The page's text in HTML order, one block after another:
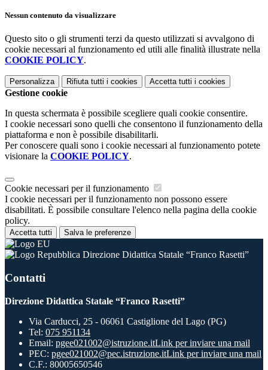
Nessun contenuto da visualizzare
Questo sito o gli strumenti terzi da questo utilizzati si avvalgono di
cookie necessari al funzionamento ed utili alle finalità illustrate nella
COOKIE POLICY.
Personalizza Rifiuta tutti i cookies Accetta tutti i cookies
Gestione cookie
In questa schermata è possibile scegliere quali cookie consentire.
I cookie necessari sono quelli che consentono il funzionamento della
piattaforma e non è possibile disabilitarli.
Per conoscere quali sono i cookie necessari al funzionamento potete
visionare la COOKIE POLICY.
Cookie necessari per il funzionamento
I cookie necessari per il funzionamento non possono essere
disabilitati. È possibile consultare l'elenco nella pagina della cookie
policy.
Accetta tutti Salva le preferenze
Direzione Didattica Statale “Franco Rasetti”
Contatti
Direzione Didattica Statale “Franco Rasetti”
Via Carducci, 25 - 06061 Castiglione del Lago (PG)
Tel: 075 951134
Email: pgee021002@istruzione.itLink per inviare una mail
PEC: pgee021002@pec.istruzione.itLink per inviare una mail
C.F.: 80005650546